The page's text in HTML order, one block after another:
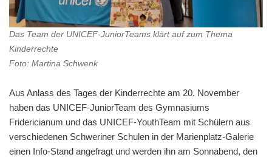
Das Team der UNICEF-JuniorTeams klärt auf zum Thema
Kinderrechte
Foto: Martina Schwenk
Aus Anlass des Tages der Kinderrechte am 20. November
haben das UNICEF-JuniorTeam des Gymnasiums
Fridericianum und das UNICEF-YouthTeam mit Schülern aus
verschiedenen Schweriner Schulen in der Marienplatz-Galerie
einen Info-Stand angefragt und werden ihn am Sonnabend, den